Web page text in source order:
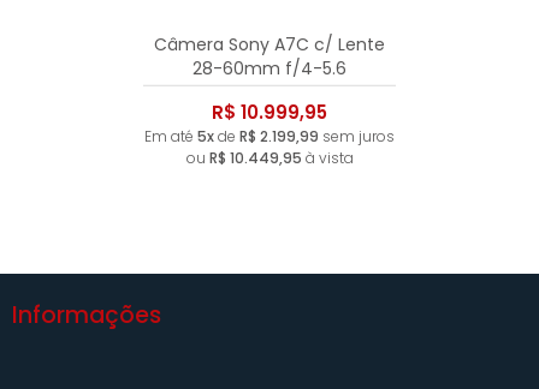
Câmera Sony A7C c/ Lente
28-60mm f/4-5.6
R$ 10.999,95
Em até 5xde R$ 2.199,99 sem juros
ou R$ 10.449,95 à vista
Informações